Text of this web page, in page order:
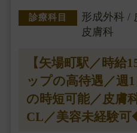
診療科目
形成外科 /
皮膚科
【矢場町駅／時給
ップの高待遇／週
の時短可能／皮膚
CL／美容未経験